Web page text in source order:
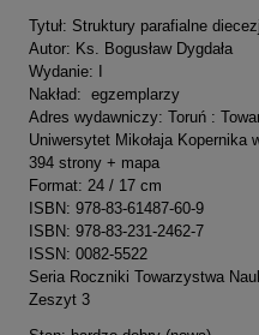
Tytuł: Struktury parafialne
Autor: Ks. Bogusław Dygdała
Wydanie: I
Nakład: egzemplarzy
Adres wydawniczy: Toruń :
Uniwersytet Mikołaja Kopernika
394 strony + mapa
Format: 24 / 17 cm
ISBN: 978-83-61487-60-9
ISBN: 978-83-231-2462-7
ISSN: 0082-5522
Seria Roczniki Towarzystwa
Zeszyt 3